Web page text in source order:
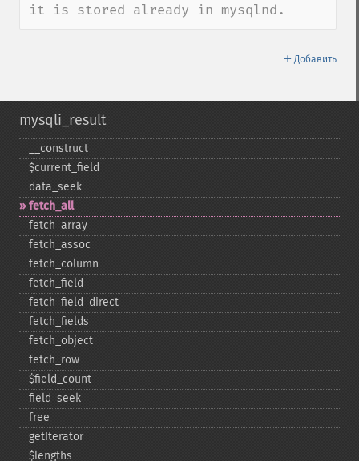
it is stored already in mysqlnd.
＋ Добавить
mysqli_result
_​_​construct
$current_​field
data_​seek
fetch_​all
fetch_​array
fetch_​assoc
fetch_​column
fetch_​field
fetch_​field_​direct
fetch_​fields
fetch_​object
fetch_​row
$field_​count
field_​seek
free
getIterator
$lengths